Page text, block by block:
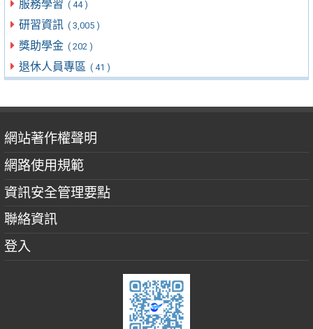
服務學習 ( 44 )
研習資訊 ( 3,005 )
獎助學金 ( 202 )
退休人員專區 ( 41 )
網站著作權聲明
網路使用規範
資訊安全管理要點
聯絡資訊
登入